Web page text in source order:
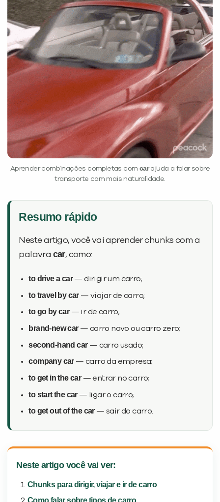
Aprender combinações completas com carajuda a falar sobre
transporte com mais naturalidade.
Resumo rápido
Neste artigo, você vai aprender chunks com a
palavra car, como:
to drive a car— dirigir um carro;
to travel by car— viajar de carro;
to go by car— ir de carro;
brand-new car— carro novo ou carro zero;
second-hand car— carro usado;
company car— carro da empresa;
to get in the car— entrar no carro;
to start the car— ligar o carro;
to get out of the car— sair do carro.
Neste artigo você vai ver:
Chunks para dirigir, viajar e ir de carro
Desculpe!
Não encontramos nenhuma unidade
inFlux nesta cidade ou bairro que
você digitou.
já vamos te colocar em contato
com a
Você é aluno inFlux?
Sim Não